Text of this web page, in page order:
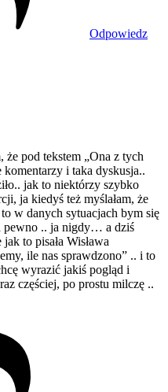
Odpowiedz
że pod tekstem „Ona z tych
i taka dyskusja..
jak to niektórzy szybko
ja kiedyś też myślałam, że
w danych sytuacjach bym się
pewno .. ja nigdy… a dziś
to pisała Wisława
ile nas sprawdzono” .. i to
wyrazić jakiś pogląd i
częściej, po prostu milczę ..